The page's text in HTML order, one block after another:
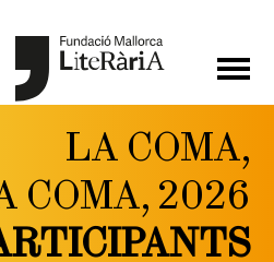
LA COMA,
COMA, 2026